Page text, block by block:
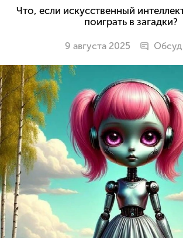
Что, если искусственный
поиграть в загадки?
9 августа 2025